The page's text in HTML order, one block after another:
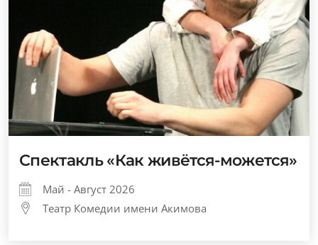
Спектакль «Как живётся-можется»
Май - Август 2026
Театр Комедии имени Акимова